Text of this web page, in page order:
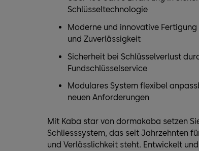
Schlüsseltechnologie
Moderne und innovative
und Zuverlässigkeit
Sicherheit bei Schlüsselverlust
Fundschlüsselservice
Modulares System flexibel
neuen Anforderungen
Mit Kaba star von dormakaba setzen
Schliesssystem, das seit Jahrzehnten
und Verlässlichkeit steht. Entwickelt